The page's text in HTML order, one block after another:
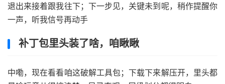
退出来接着跟我往下；下一步见，关键未到呢，稍作提醒你
一声，听我信号再动手
补丁包里头装了啥，咱瞅瞅
中嘞，现在看看咱这破解工具包；下载下来解压开，里头都